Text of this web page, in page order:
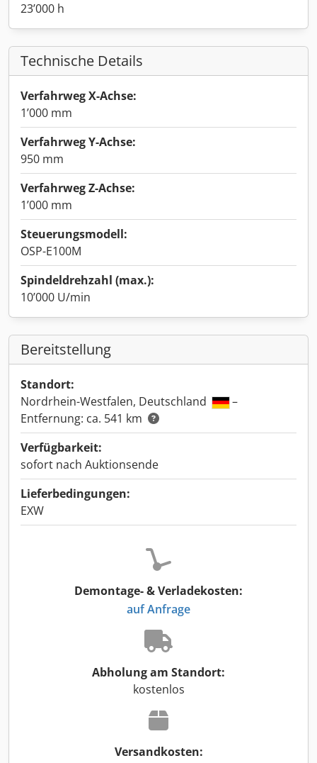
23’000 h
Technische Details
Verfahrweg X-Achse:
1’000 mm
Verfahrweg Y-Achse:
950 mm
Verfahrweg Z-Achse:
1’000 mm
Steuerungsmodell:
OSP-E100M
Spindeldrehzahl (max.):
10’000 U/min
Bereitstellung
Standort:
Nordrhein-Westfalen, Deutschland
–
Entfernung: ca. 541 km
Verfügbarkeit:
sofort nach Auktionsende
Lieferbedingungen:
EXW
Demontage- & Verladekosten:
auf Anfrage
Abholung am Standort:
kostenlos
Versandkosten: